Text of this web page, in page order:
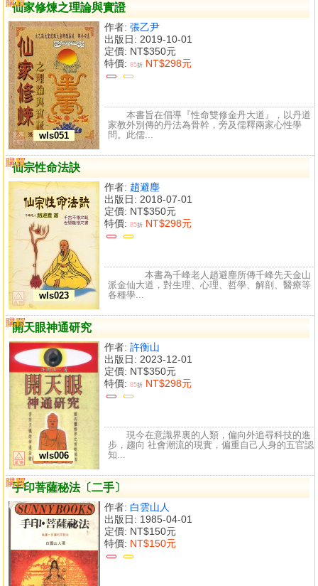
仙家修煉之理論與實證
wls051
作者: 張乙尹
出版日: 2019-10-01
定價: NT$350元
特價: 85折 NT$298元
購買
比較
本書旨在倡導『性命雙修金丹大道』，以丹道
家教外別傳的丹法為骨幹，旁及儒釋兩家心性學
問。此儒...
仙宗性命法訣
wls023
作者: 趙避塵
出版日: 2018-07-01
定價: NT$350元
特價: 85折 NT$298元
購買
比較
本書為千峰老人趙避塵所傳千峰先天金山
派金仙大道，對生理、心理、哲學、解剖、醫療等
各種學...
開天眼神通研究
wls006
作者: 許衡山
出版日: 2023-12-01
定價: NT$350元
特價: 85折 NT$298元
購買
比較
現今在意識界裏的人類，偏向外追尋科技的進
步，趨向 社會潮流的現實，偏重自己人身的五官認
知...
手印菩薩秘法〔二手〕
作者: 白雲山人
出版日: 1985-04-01
定價: NT$150元
特價: NT$150元
購買
比較